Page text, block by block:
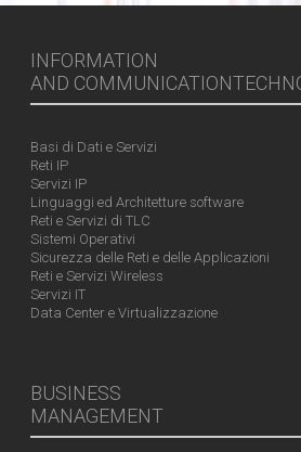
INFORMATION
AND
Basi di Dati e Servizi
Reti IP
Servizi IP
Linguaggi ed Architetture software
Reti e Servizi di TLC
Sistemi Operativi
Sicurezza delle Reti e delle Applicazioni
Reti e Servizi Wireless
Servizi IT
Data Center e Virtualizzazione
BUSINESS
MANAGEMENT